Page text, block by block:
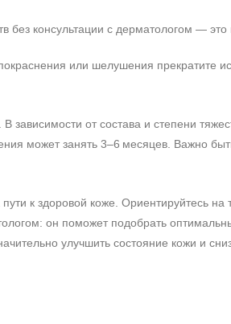
без консультации с дерматологом —
или шелушения прекратите
зависимости от состава и степени
может занять 3–6 месяцев. Важно
к здоровой коже. Ориентируйтесь
он поможет подобрать
улучшить состояние кожи и